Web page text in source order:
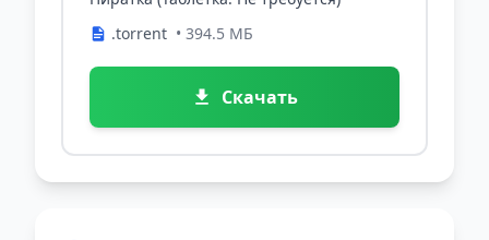
.torrent • 394.5 МБ
Скачать